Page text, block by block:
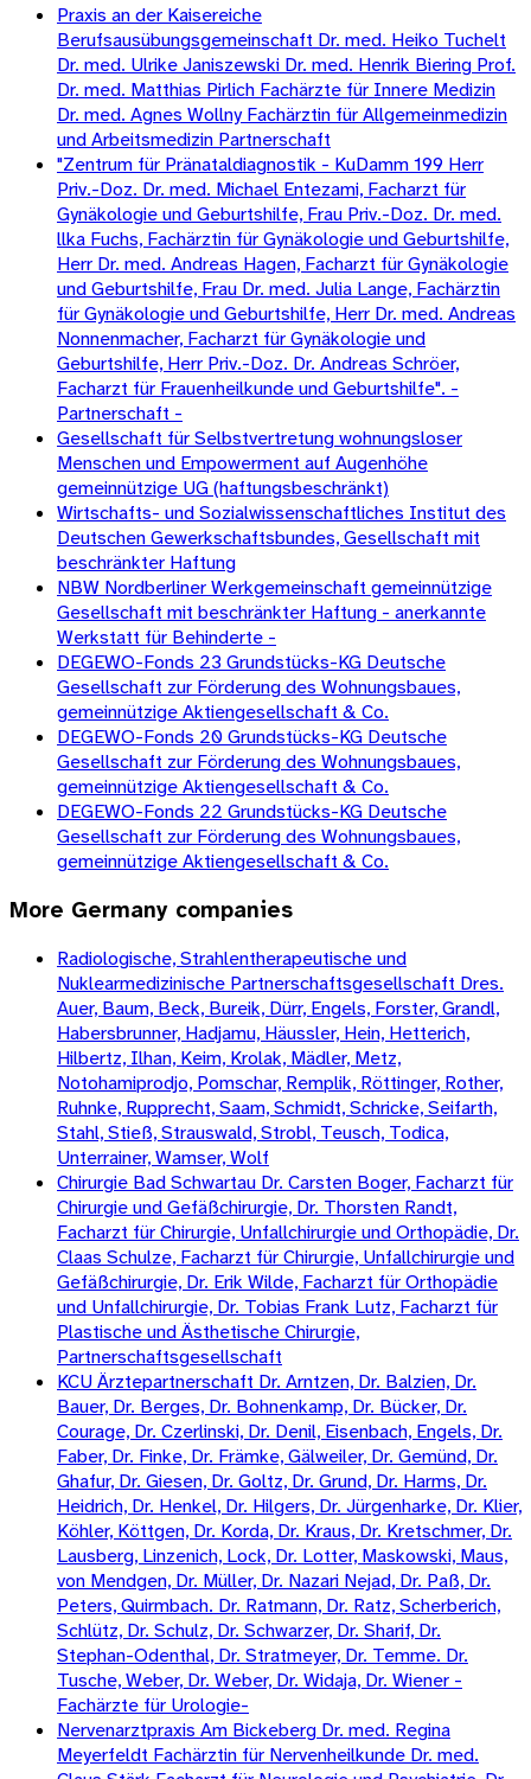
Praxis an der Kaisereiche
Berufsausübungsgemeinschaft Dr. med. Heiko Tuchelt
Dr. med. Ulrike Janiszewski Dr. med. Henrik Biering Prof.
Dr. med. Matthias Pirlich Fachärzte für Innere Medizin
Dr. med. Agnes Wollny Fachärztin für Allgemeinmedizin
und Arbeitsmedizin Partnerschaft
"Zentrum für Pränataldiagnostik - KuDamm 199 Herr
Priv.-Doz. Dr. med. Michael Entezami, Facharzt für
Gynäkologie und Geburtshilfe, Frau Priv.-Doz. Dr. med.
llka Fuchs, Fachärztin für Gynäkologie und Geburtshilfe,
Herr Dr. med. Andreas Hagen, Facharzt für Gynäkologie
und Geburtshilfe, Frau Dr. med. Julia Lange, Fachärztin
für Gynäkologie und Geburtshilfe, Herr Dr. med. Andreas
Nonnenmacher, Facharzt für Gynäkologie und
Geburtshilfe, Herr Priv.-Doz. Dr. Andreas Schröer,
Facharzt für Frauenheilkunde und Geburtshilfe". -
Partnerschaft -
Gesellschaft für Selbstvertretung wohnungsloser
Menschen und Empowerment auf Augenhöhe
gemeinnützige UG (haftungsbeschränkt)
Wirtschafts- und Sozialwissenschaftliches Institut des
Deutschen Gewerkschaftsbundes, Gesellschaft mit
beschränkter Haftung
NBW Nordberliner Werkgemeinschaft gemeinnützige
Gesellschaft mit beschränkter Haftung - anerkannte
Werkstatt für Behinderte -
DEGEWO-Fonds 23 Grundstücks-KG Deutsche
Gesellschaft zur Förderung des Wohnungsbaues,
gemeinnützige Aktiengesellschaft & Co.
DEGEWO-Fonds 20 Grundstücks-KG Deutsche
Gesellschaft zur Förderung des Wohnungsbaues,
gemeinnützige Aktiengesellschaft & Co.
DEGEWO-Fonds 22 Grundstücks-KG Deutsche
Gesellschaft zur Förderung des Wohnungsbaues,
gemeinnützige Aktiengesellschaft & Co.
More Germany companies
Radiologische, Strahlentherapeutische und
Nuklearmedizinische Partnerschaftsgesellschaft Dres.
Auer, Baum, Beck, Bureik, Dürr, Engels, Forster, Grandl,
Habersbrunner, Hadjamu, Häussler, Hein, Hetterich,
Hilbertz, Ilhan, Keim, Krolak, Mädler, Metz,
Notohamiprodjo, Pomschar, Remplik, Röttinger, Rother,
Ruhnke, Rupprecht, Saam, Schmidt, Schricke, Seifarth,
Stahl, Stieß, Strauswald, Strobl, Teusch, Todica,
Unterrainer, Wamser, Wolf
Chirurgie Bad Schwartau Dr. Carsten Boger, Facharzt für
Chirurgie und Gefäßchirurgie, Dr. Thorsten Randt,
Facharzt für Chirurgie, Unfallchirurgie und Orthopädie, Dr.
Claas Schulze, Facharzt für Chirurgie, Unfallchirurgie und
Gefäßchirurgie, Dr. Erik Wilde, Facharzt für Orthopädie
und Unfallchirurgie, Dr. Tobias Frank Lutz, Facharzt für
Plastische und Ästhetische Chirurgie,
Partnerschaftsgesellschaft
KCU Ärztepartnerschaft Dr. Arntzen, Dr. Balzien, Dr.
Bauer, Dr. Berges, Dr. Bohnenkamp, Dr. Bücker, Dr.
Courage, Dr. Czerlinski, Dr. Denil, Eisenbach, Engels, Dr.
Faber, Dr. Finke, Dr. Främke, Gälweiler, Dr. Gemünd, Dr.
Ghafur, Dr. Giesen, Dr. Goltz, Dr. Grund, Dr. Harms, Dr.
Heidrich, Dr. Henkel, Dr. Hilgers, Dr. Jürgenharke, Dr. Klier,
Köhler, Köttgen, Dr. Korda, Dr. Kraus, Dr. Kretschmer, Dr.
Lausberg, Linzenich, Lock, Dr. Lotter, Maskowski, Maus,
von Mendgen, Dr. Müller, Dr. Nazari Nejad, Dr. Paß, Dr.
Peters, Quirmbach. Dr. Ratmann, Dr. Ratz, Scherberich,
Schlütz, Dr. Schulz, Dr. Schwarzer, Dr. Sharif, Dr.
Stephan-Odenthal, Dr. Stratmeyer, Dr. Temme. Dr.
Tusche, Weber, Dr. Weber, Dr. Widaja, Dr. Wiener -
Fachärzte für Urologie-
Nervenarztpraxis Am Bickeberg Dr. med. Regina
Meyerfeldt Fachärztin für Nervenheilkunde Dr. med.